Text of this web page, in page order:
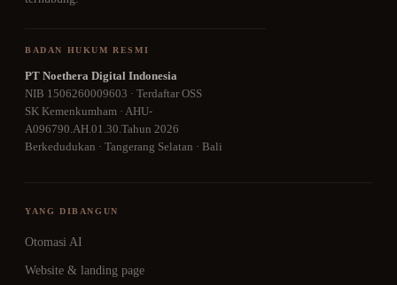
BADAN HUKUM RESMI
PT Noethera Digital Indonesia
NIB 1506260009603 · Terdaftar OSS
SK Kemenkumham · AHU-
A096790.AH.01.30.Tahun 2026
Berkedudukan · Tangerang Selatan · Bali
YANG DIBANGUN
Otomasi AI
Website & landing page